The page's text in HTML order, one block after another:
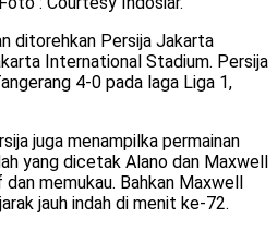
ditorehkan Persija Jakarta
International Stadium. Persija
4-0 pada laga Liga 1,
juga menampilka permainan
yang dicetak Alano dan Maxwell
memukau. Bahkan Maxwell
jauh indah di menit ke-72.